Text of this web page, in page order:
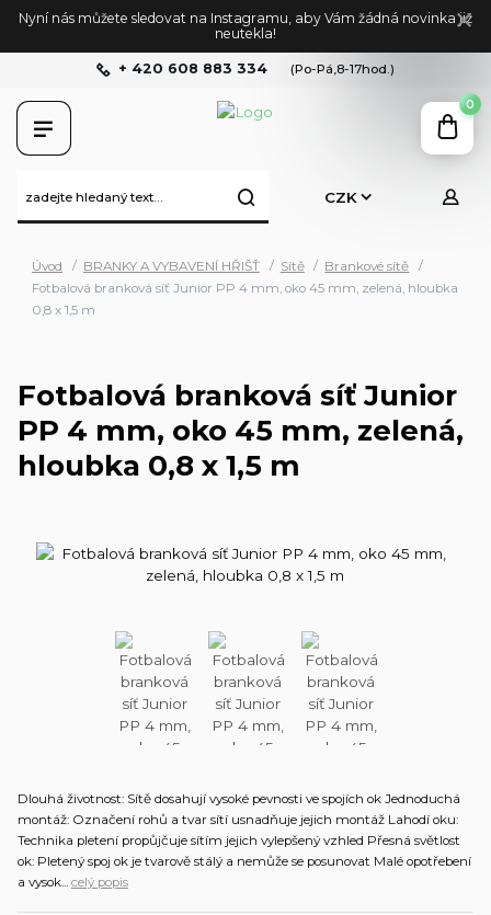
Nyní nás můžete sledovat na Instagramu, aby Vám žádná novinka již
neutekla!
CZK
+ 420 608 883 334 (Po-Pá,8-17hod.)
0
Úvod BRANKY A VYBAVENÍ HŘIŠŤ Sítě
Brankové sítě
Fotbalová branková síť Junior PP 4 mm, oko 45 mm, zelená, hloubka
0,8 x 1,5 m
Fotbalová branková síť Junior
PP 4 mm, oko 45 mm, zelená,
hloubka 0,8 x 1,5 m
Dlouhá životnost: Sítě dosahují vysoké pevnosti ve spojích ok Jednoduchá
montáž: Označení rohů a tvar sítí usnadňuje jejich montáž Lahodí oku:
Technika pletení propůjčuje sítím jejich vylepšený vzhled Přesná světlost
ok: Pletený spoj ok je tvarově stálý a nemůže se posunovat Malé opotřebení
a vysok... celý popis